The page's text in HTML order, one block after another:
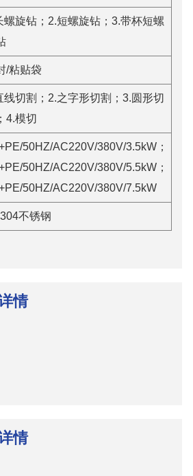
螺旋钻；2.短螺旋钻；3.带杯短螺
/粘贴袋
线切割；2.之字形切割；3.圆形切
4.模切
50HZ/AC220V/380V/3.5kW；
50HZ/AC220V/380V/5.5kW；
50HZ/AC220V/380V/7.5kW
不锈钢
情
情